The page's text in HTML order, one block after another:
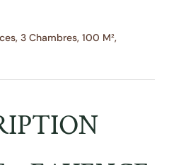
3 Chambres, 100 M²,